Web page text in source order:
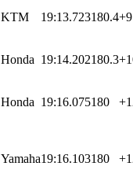
KTM 19:13.723180.4
Honda 19:14.202180.3
Honda 19:16.075180
Yamaha19:16.103180